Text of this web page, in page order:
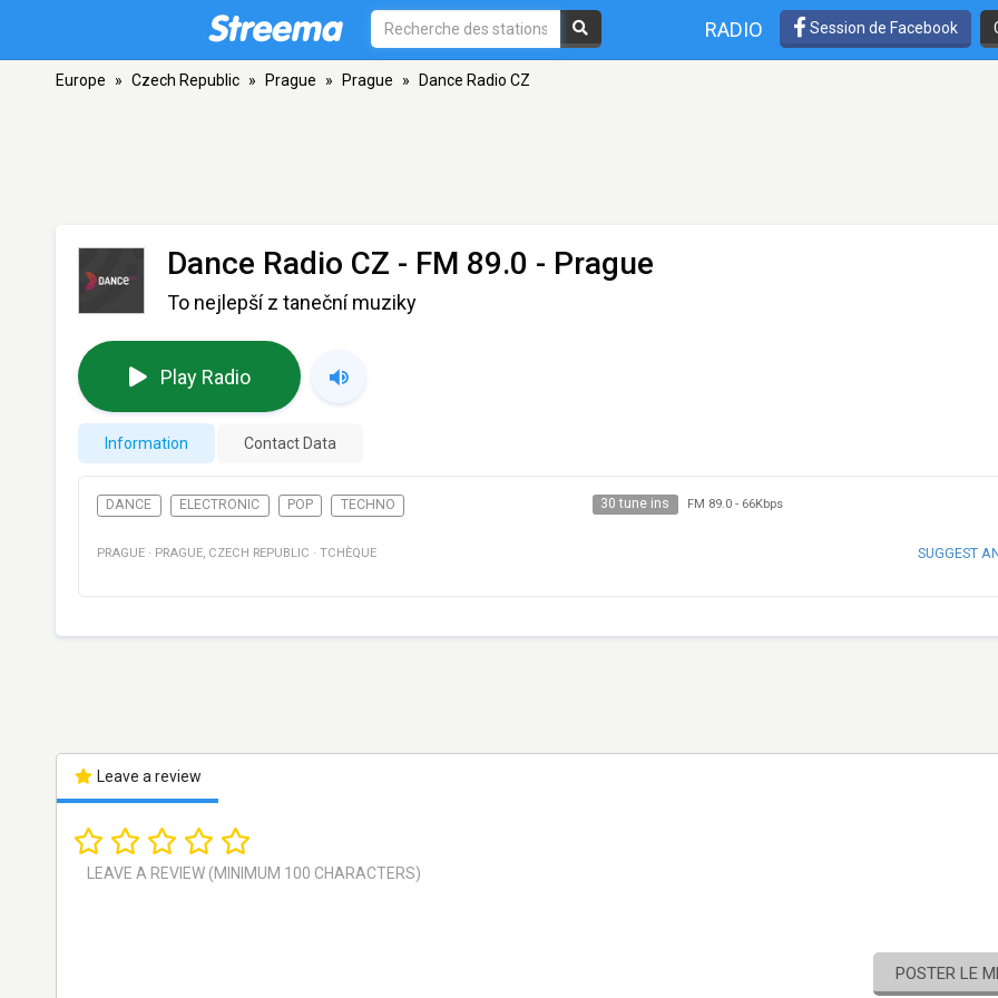
RADIO Session de Facebook
Europe » Czech Republic » Prague » Prague » Dance Radio CZ
Dance Radio CZ - FM 89.0 - Prague
To nejlepší z taneční muziky
Play Radio
Information Contact Data
DANCE ELECTRONIC POP TECHNO 30 tune ins FM 89.0- 66Kbps
PRAGUE · PRAGUE, CZECH REPUBLIC · TCHÈQUE SUGGEST
Leave a review
POSTER LE